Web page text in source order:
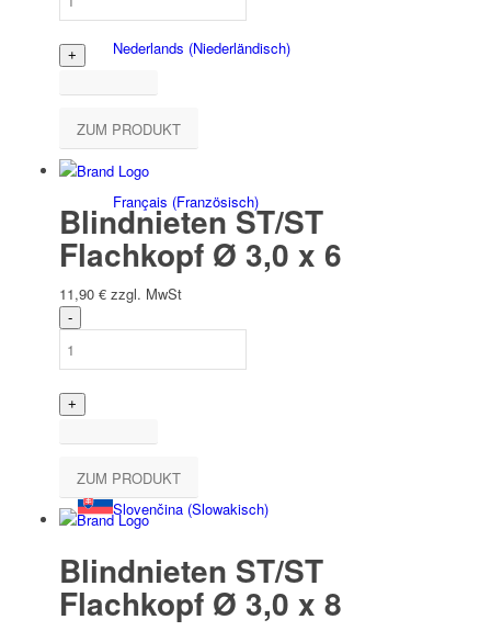
Nederlands (Niederländisch)
Français (Französisch)
Slovenčina(Slowakisch)
ZUM PRODUKT
Blindnieten ST/ST
Flachkopf Ø 3,0 x 6
11,90 € zzgl. MwSt
ZUM PRODUKT
Blindnieten ST/ST
Flachkopf Ø 3,0 x 8